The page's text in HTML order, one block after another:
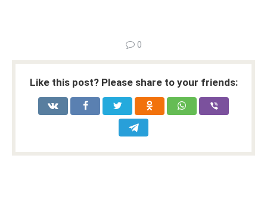
0
Like this post? Please share to your friends: